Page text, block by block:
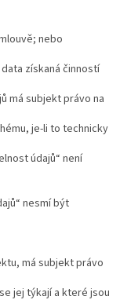
nebo
získaná činností
má subjekt právo na
je-li to technicky
údajů“ není
nesmí být
má subjekt právo
jej týkají a které jsou